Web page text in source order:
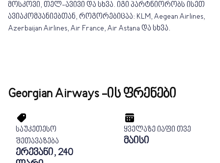
მოსკოვი, თელ-ავივი და სხვა. იგი პარტნიორობს ისეთ
ავიაკომპანიებთან, როგორებიცაა: KLM, Aegean Airlines,
Azerbaijan Airlines, Air France, Air Astana და სხვა.
Georgian Airways -ის ფრენები
საუკეთესო
შეთავაზება
ერევანი, 240
ყველაზე იაფი თვე
მაისი